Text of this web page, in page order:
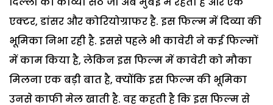
एक्टर, डांसर और कोरियोग्राफर है. इस फिल्म में दिव्या की
भूमिका निभा रही है. इससे पहले भी कावेरी ने कई फिल्मों
में काम किया है, लेकिन इस फिल्म में कावेरी को मौका
मिलना एक बड़ी बात है, क्योंकि इस फिल्म की भूमिका
उनसे काफी मेल खाती है. वह कहती है कि इस फिल्म से